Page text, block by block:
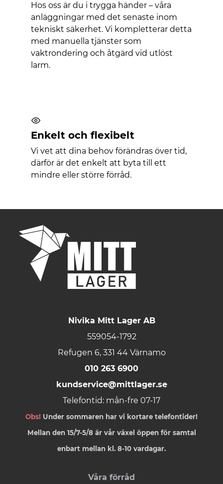
Hos oss är du i trygga händer – våra
anläggningar med det senaste inom
tekniskt säkerhet. Vi kompletterar detta
med manuella tjänster som
vaktrondering och åtgärd vid utlöst
larm.
Enkelt och flexibelt
Vi vet att dina behov förändras över tid,
därför är det enkelt att byta till ett
mindre eller större förråd.
Nivika Mitt Lager AB
559054-1792
Refugen 6, 331 44 Värnamo
010 263 6900
kundservice@mittlager.se
Telefontid: mån-fre 07-17
Obs! Under sommaren har vi kortare telefontider!
Mellan den 15/7-5/8 är vår växel öppen för samtal
enbart mellan kl. 8-10 vardagar.
Våra förråd